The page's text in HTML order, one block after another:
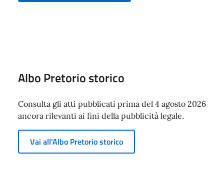
Albo Pretorio storico
Consulta gli atti pubblicati prima del 4 agosto 2026
ancora rilevanti ai fini della pubblicità legale.
Vai all'Albo Pretorio storico